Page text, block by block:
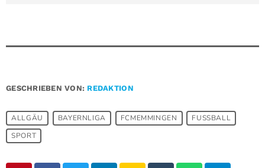
GESCHRIEBEN VON: REDAKTION
ALLGÄU BAYERNLIGA FCMEMMINGEN
FUSSBALL
SPORT